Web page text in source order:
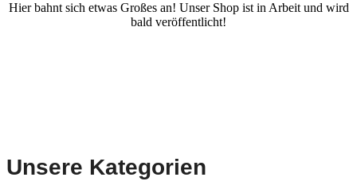
Hier bahnt sich etwas Großes an! Unser Shop ist in Arbeit und wird
bald veröffentlicht!
Unsere Kategorien